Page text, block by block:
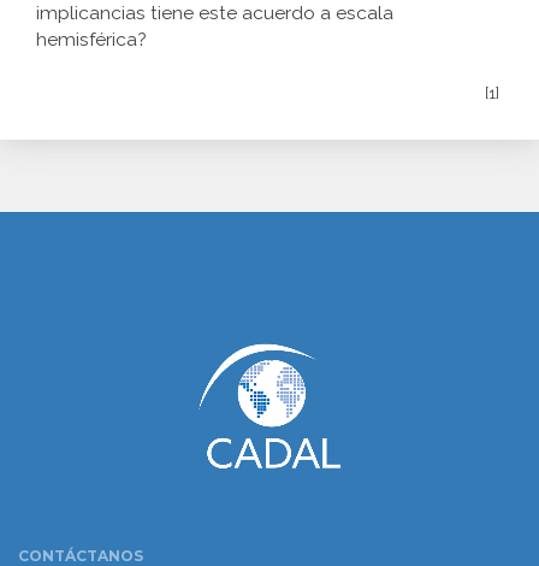
implicancias tiene este acuerdo a escala
hemisférica?
[1]
CONTÁCTANOS